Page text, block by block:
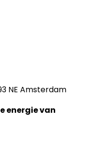
NE Amsterdam
energie van